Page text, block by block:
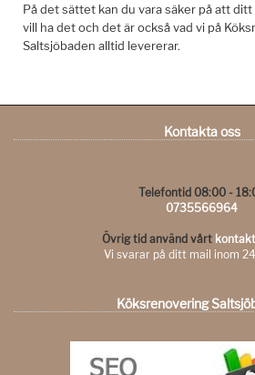
På det sättet kan du vara säker på att
vill ha det och det är också vad vi på
Saltsjöbaden alltid levererar.
Kontakta oss
Telefontid 08:00 -
0735566964
Övrig tid använd vårt
Vi svarar på ditt mail inom
Köksrenovering